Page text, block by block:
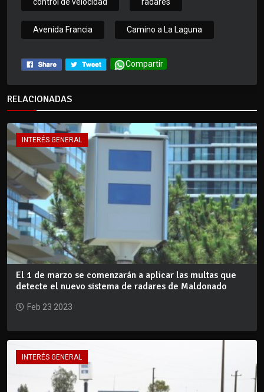
control de velocidad radares
Avenida Francia Camino a La Laguna
Compartir
RELACIONADAS
INTERÉS GENERAL
El 1 de marzo se comenzarán a aplicar las multas que
detecte el nuevo sistema de radares de Maldonado
Feb 23 2023
INTERÉS GENERAL